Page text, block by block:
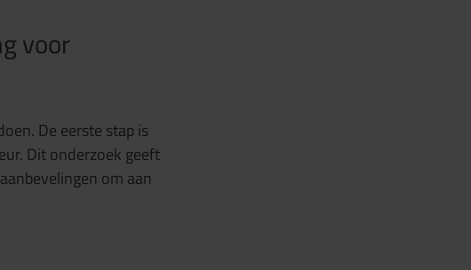
voor
De eerste stap is
Dit onderzoek geeft
om aan